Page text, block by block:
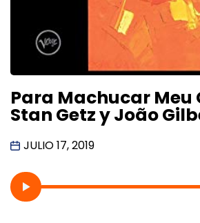
Para Machucar Meu
Stan Getz y João
JULIO 17, 2019